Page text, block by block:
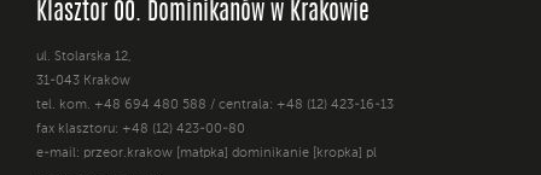
Klasztor OO. Dominikanów w Krakowie
ul. Stolarska 12,
31-043 Kraków
tel. kom. +48 694 480 588 / centrala: +48 (12) 423-16-13
fax klasztoru: +48 (12) 423-00-80
e-mail: przeor.krakow [małpka] dominikanie [kropka] pl